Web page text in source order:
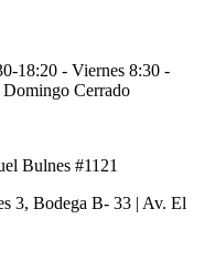
18:20 - Viernes 8:30 -
Cerrado
Bulnes #1121
3, Bodega B- 33 | Av. El